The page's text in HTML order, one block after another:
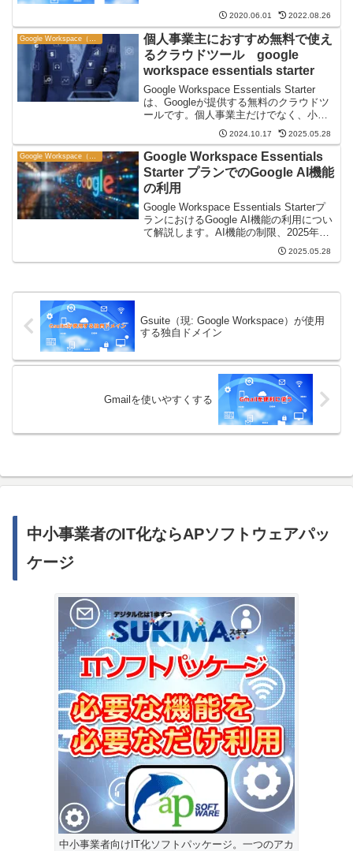
能になります。在宅ワーク効率化の上で
2020.06.01 2022.08.26
個人事業主におすすめ無料で使え
るクラウドツール google
workspace essentials starter
Google Workspace Essentials Starter
は、Googleが提供する無料のクラウドツ
ールです。個人事業主だけでなく、小規
模チームでも利用でき、ビジネス用メー
ルアドレスがあればすぐに始められま
す。この記事では、個人事業主や小規模
事業者がGoogle Workspace Essentials
Starterを使い始める方法や、その特徴と
利点について詳しくご紹介します。
2024.10.17 2025.05.28
Google Workspace（旧 G Suite）
Google Workspace Essentials
Starter プランでのGoogle AI機能
の利用
Google Workspace Essentials Starterプ
ランにおけるGoogle AI機能の利用につい
て解説します。AI機能の制限、2025年ア
ップデート内容、AI機能を活用したい場
合の有料プランへのアップグレード選択
2025.05.28
Gsuite（現: Google Workspace）が使用
する独自ドメイン
Gmailを使いやすくする
中小事業者のIT化ならAPソフトウェアパッ
ケージ
中小事業者向けIT化ソフトパッケージ。一つのアカ